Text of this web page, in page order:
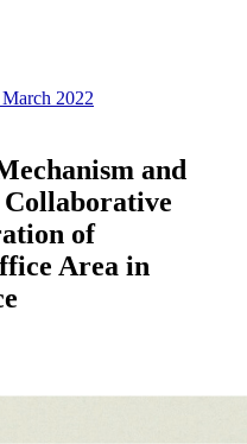
2022
and
of
Area in